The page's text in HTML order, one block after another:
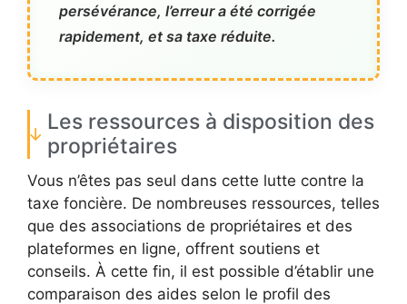
persévérance, l’erreur a été corrigée
rapidement, et sa taxe réduite.
Les ressources à disposition des
propriétaires
Vous n’êtes pas seul dans cette lutte contre la
taxe foncière. De nombreuses ressources, telles
que des associations de propriétaires et des
plateformes en ligne, offrent soutiens et
conseils. À cette fin, il est possible d’établir une
comparaison des aides selon le profil des